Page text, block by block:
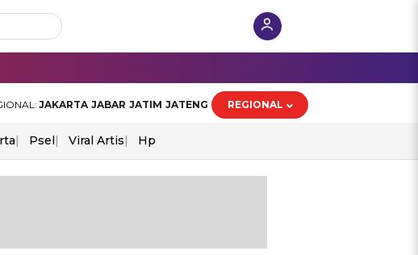
JAKARTA JABAR JATIM JATENG REGIONAL
Psel Viral Artis Hp